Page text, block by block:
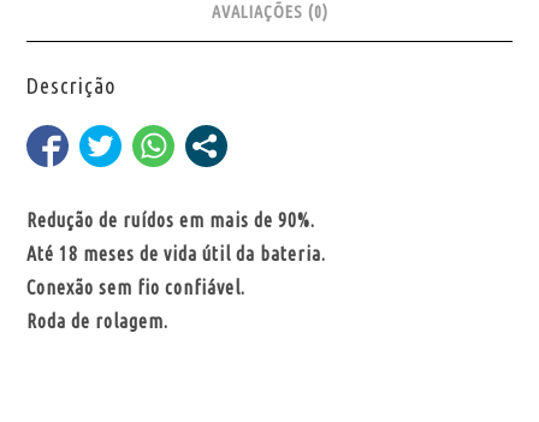
AVALIAÇÕES (0)
Descrição
Redução de ruídos em mais de 90%.
Até 18 meses de vida útil da bateria.
Conexão sem fio confiável.
Roda de rolagem.